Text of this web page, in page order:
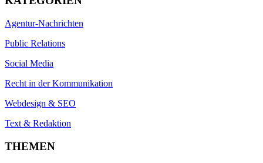
Agentur-Nachrichten
Public Relations
Social Media
Recht in der Kommunikation
Webdesign & SEO
Text & Redaktion
THEMEN